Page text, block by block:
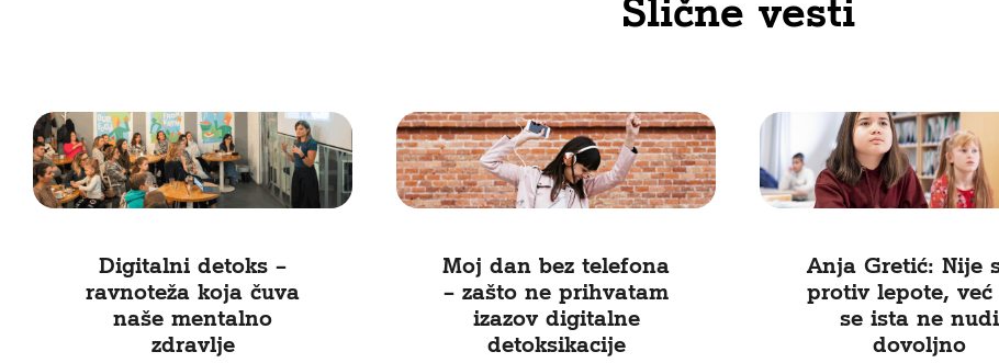
Digitalni detoks –
ravnoteža koja čuva
naše mentalno
zdravlje
Moj dan bez telefona
– zašto ne prihvatam
izazov digitalne
detoksikacije
Anja Gretić: Nije
protiv lepote, već
se ista ne nudi
dovoljno